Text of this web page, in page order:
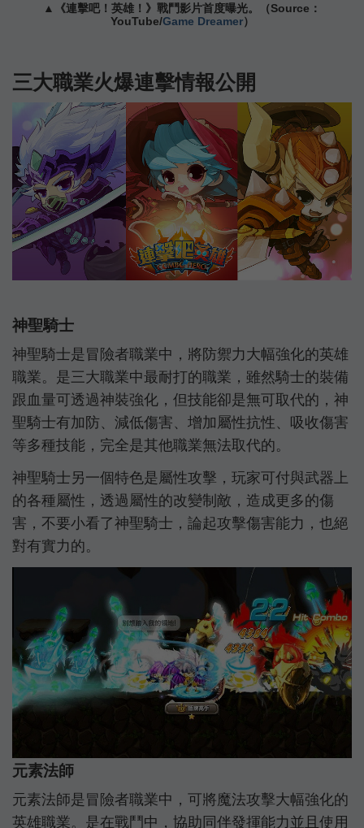
▲《連擊吧！英雄！》戰鬥影片首度曝光。（Source：
YouTube/Game Dreamer）
三大職業火爆連擊情報公開
神聖騎士
神聖騎士是冒險者職業中，將防禦力大幅強化的英雄
職業。是三大職業中最耐打的職業，雖然騎士的裝備
跟血量可透過神裝強化，但技能卻是無可取代的，神
聖騎士有加防、減低傷害、增加屬性抗性、吸收傷害
等多種技能，完全是其他職業無法取代的。
神聖騎士另一個特色是屬性攻擊，玩家可付與武器上
的各種屬性，透過屬性的改變制敵，造成更多的傷
害，不要小看了神聖騎士，論起攻擊傷害能力，也絕
對有實力的。
元素法師
元素法師是冒險者職業中，可將魔法攻擊大幅強化的
英雄職業。是在戰鬥中，協助同伴發揮能力並且使用